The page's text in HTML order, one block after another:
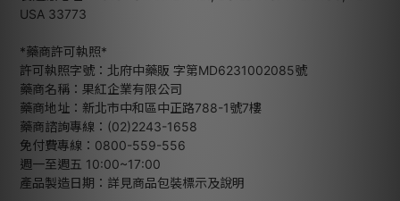
USA 33773
*藥商許可執照*
許可執照字號：北府中藥販 字第MD6231002085號
藥商名稱：果紅企業有限公司
藥商地址：新北市中和區中正路788-1號7樓
藥商諮詢專線：(02)2243-1658
免付費專線：0800-559-556
週一至週五 10:00~17:00
產品製造日期：詳見商品包裝標示及說明